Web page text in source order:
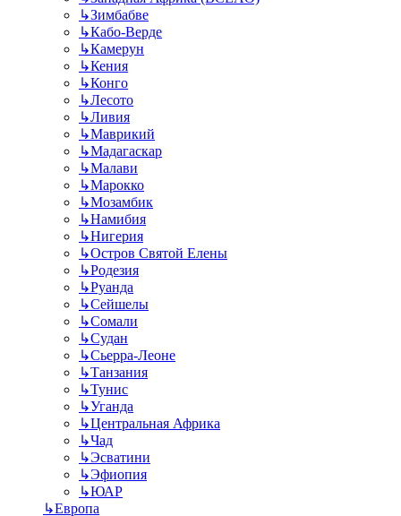
↳Зимбабве
↳Кабо-Верде
↳Камерун
↳Кения
↳Конго
↳Лесото
↳Ливия
↳Маврикий
↳Мадагаскар
↳Малави
↳Марокко
↳Мозамбик
↳Намибия
↳Нигерия
↳Остров Святой Елены
↳Родезия
↳Руанда
↳Сейшелы
↳Сомали
↳Судан
↳Сьерра-Леоне
↳Танзания
↳Тунис
↳Уганда
↳Центральная Африка
↳Чад
↳Эсватини
↳Эфиопия
↳ЮАР
↳Европа